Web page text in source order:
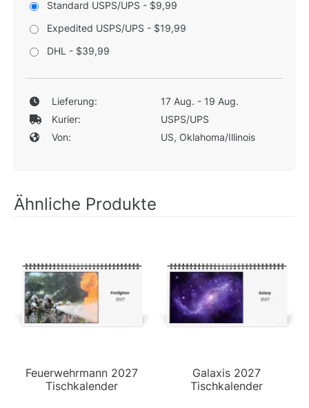
Standard USPS/UPS - $9,99
Expedited USPS/UPS - $19,99
DHL - $39,99
Lieferung:
17 Aug. - 19 Aug.
Kurier:
USPS/UPS
Von:
US, Oklahoma/Illinois
Ähnliche Produkte
Feuerwehrmann 2027
Tischkalender
Galaxis 2027
Tischkalender